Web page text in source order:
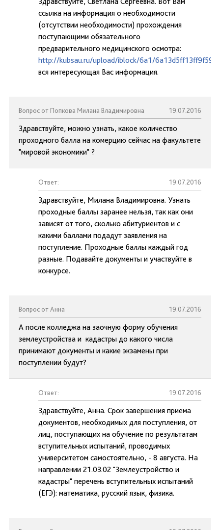
ссылка на информация о необходимости
(отсутствии необходимости) прохождения
поступающими обязательного
предварительного медицинского осмотра:
http://kubsau.ru/upload/iblock/6a1/
вся интересующая Вас информация.
Вопрос от Попкова Милана Владимировна 19.07.2016
Здравствуйте, можно узнать, какое количество
проходного балла на комерцию сейчас на факультете
"мировой экономики" ?
Ответ: 19.07.2016
Здравствуйте, Милана Владимировна. Узнать
проходные баллы заранее нельзя, так как они
зависят от того, сколько абитуриентов и с
какими баллами подадут заявления на
поступление. Проходные баллы каждый год
разные. Подавайте документы и участвуйте в
конкурсе.
Вопрос от Анна 19.07.2016
А после колледжа на заочную форму обучения
землеустройства и кадастры до какого числа
принимают документы и какие экзамены при
поступлении будут?
Ответ: 19.07.2016
Здравствуйте, Анна. Срок завершения приема
документов, необходимых для поступления, от
лиц, поступающих на обучение по результатам
вступительных испытаний, проводимых
университетом самостоятельно, - 8 августа. На
направлении 21.03.02 "Землеустройство и
кадастры" перечень вступительных испытаний
(ЕГЭ): математика, русский язык, физика.